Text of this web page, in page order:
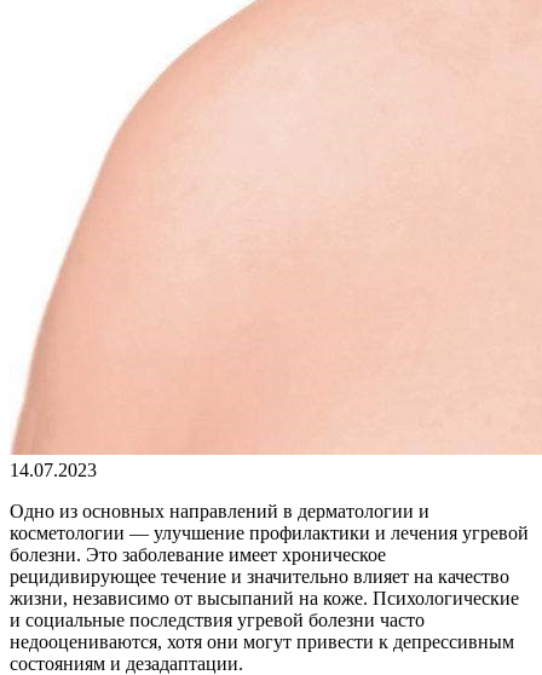
14.07.2023
Одно из основных направлений в дерматологии и
косметологии — улучшение профилактики и лечения угревой
болезни. Это заболевание имеет хроническое
рецидивирующее течение и значительно влияет на качество
жизни, независимо от высыпаний на коже. Психологические
и социальные последствия угревой болезни часто
недооцениваются, хотя они могут привести к депрессивным
состояниям и дезадаптации.